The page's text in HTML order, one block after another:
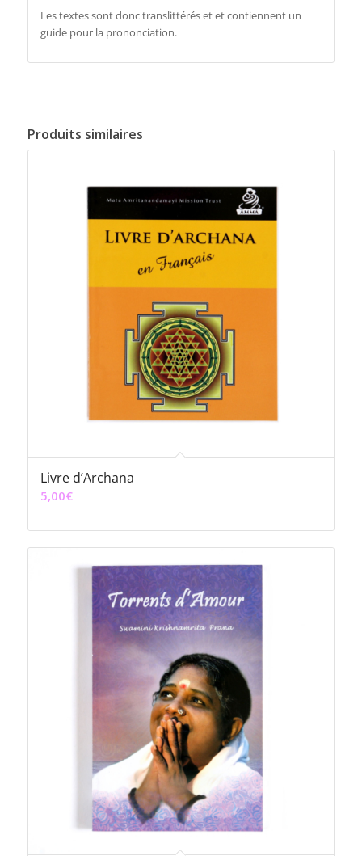
Les textes sont donc translittérés et et contiennent un
guide pour la prononciation.
Produits similaires
Livre d’Archana
5,00€